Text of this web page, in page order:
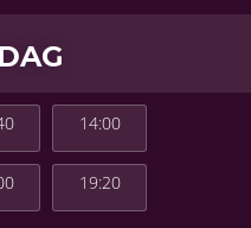
14:00
19:20